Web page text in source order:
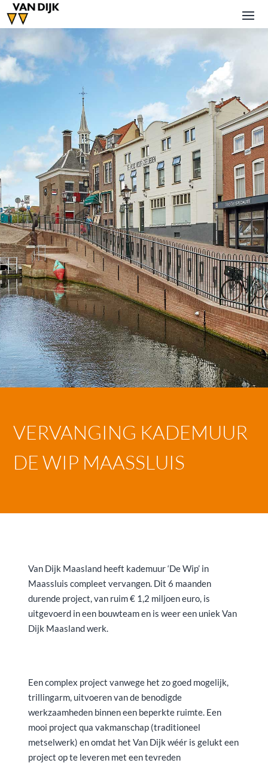
VERVANGING KADEMUUR
DE WIP MAASSLUIS
Van Dijk Maasland heeft kademuur ‘De Wip’ in
Maassluis compleet vervangen. Dit 6 maanden
durende project, van ruim € 1,2 miljoen euro, is
uitgevoerd in een bouwteam en is weer een uniek Van
Dijk Maasland werk.
Een complex project vanwege het zo goed mogelijk,
trillingarm, uitvoeren van de benodigde
werkzaamheden binnen een beperkte ruimte. Een
mooi project qua vakmanschap (traditioneel
metselwerk) en omdat het Van Dijk wéér is gelukt een
project op te leveren met een tevreden